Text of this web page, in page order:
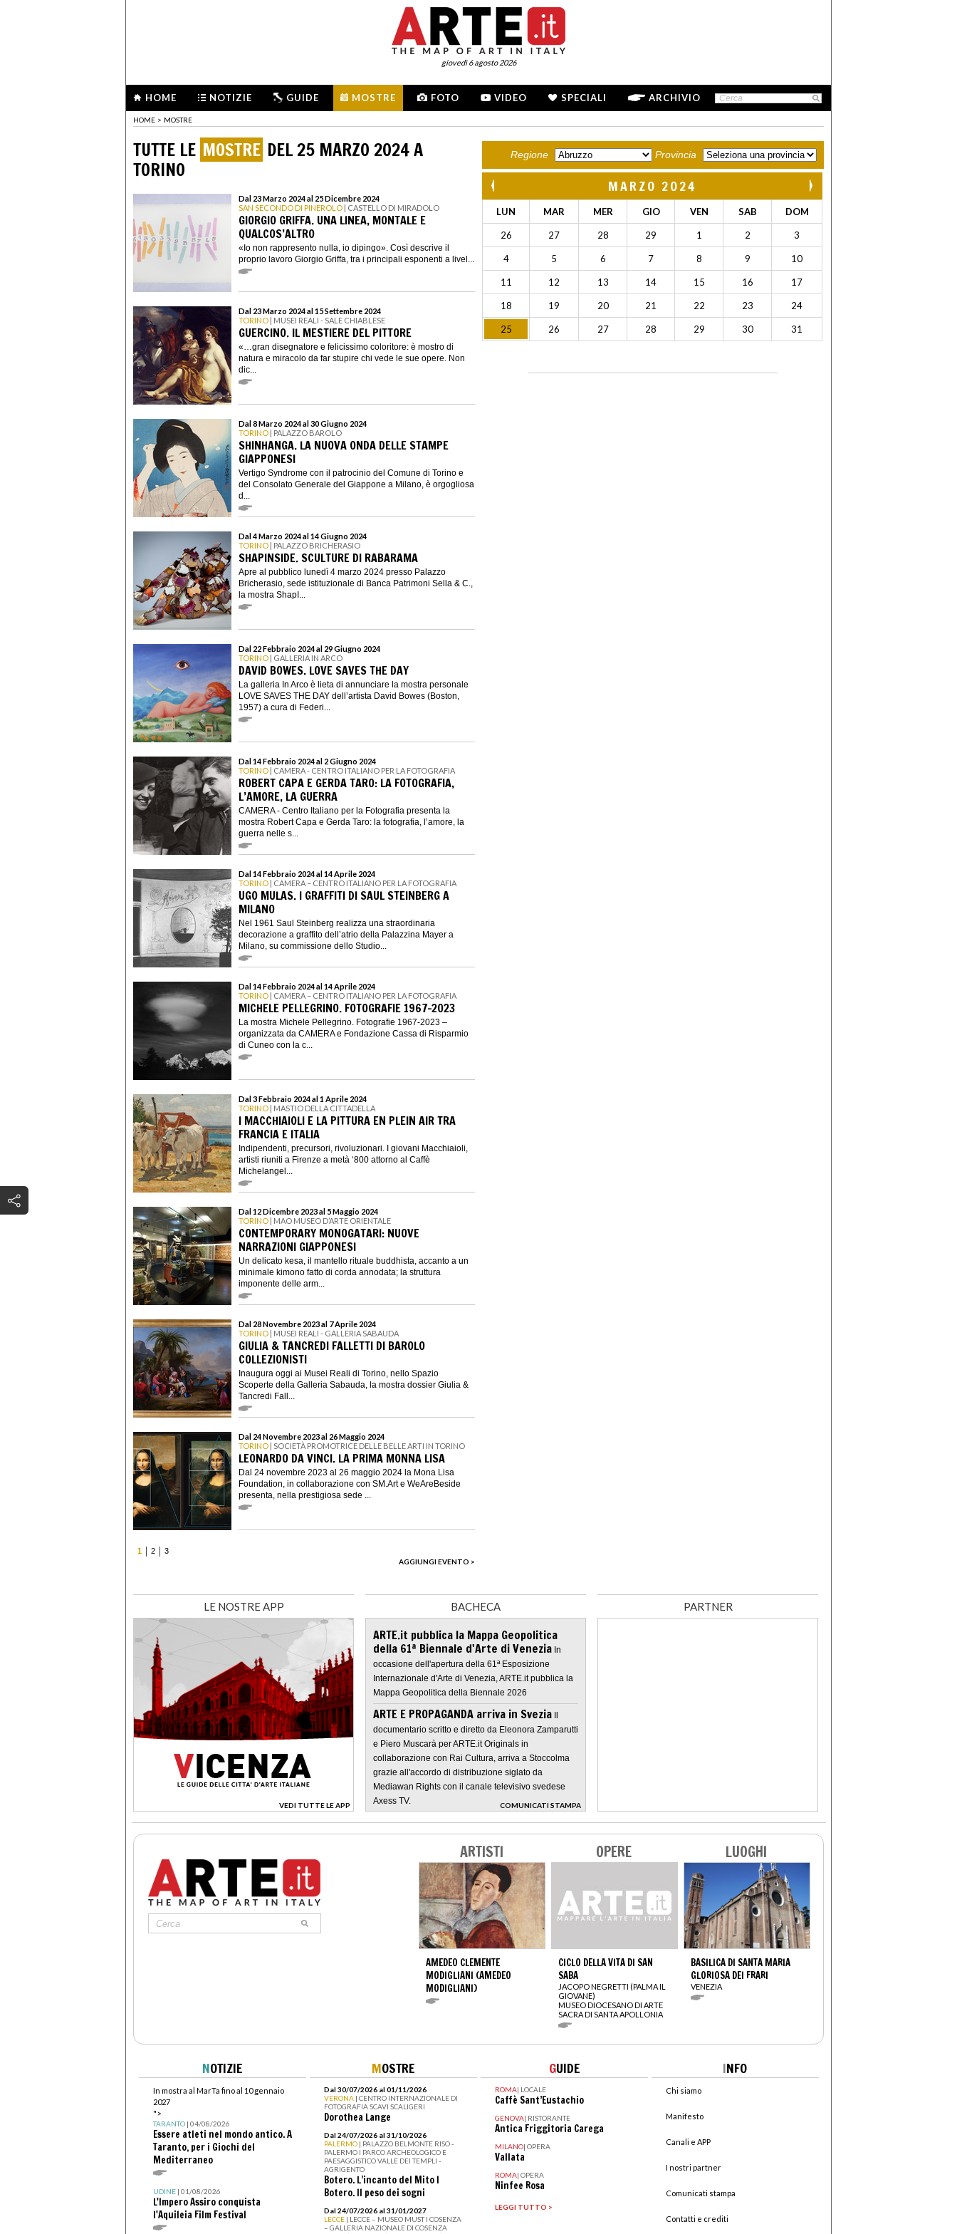
giovedì 6 agosto 2026
HOME NOTIZIE GUIDE MOSTRE FOTO VIDEO SPECIALI ARCHIVIO
HOME > MOSTRE
TUTTE LE MOSTRE DEL 25 MARZO 2024 A
TORINO
Dal 23 Marzo 2024 al 25 Dicembre 2024
SAN SECONDO DI PINEROLO | CASTELLO DI MIRADOLO
GIORGIO GRIFFA. UNA LINEA, MONTALE E
QUALCOS’ALTRO
«Io non rappresento nulla, io dipingo». Così descrive il
proprio lavoro Giorgio Griffa, tra i principali esponenti a livel...
Dal 23 Marzo 2024 al 15 Settembre 2024
TORINO | MUSEI REALI - SALE CHIABLESE
GUERCINO. IL MESTIERE DEL PITTORE
«…gran disegnatore e felicissimo coloritore: è mostro di
natura e miracolo da far stupire chi vede le sue opere. Non
dic...
Dal 8 Marzo 2024 al 30 Giugno 2024
TORINO | PALAZZO BAROLO
SHINHANGA. LA NUOVA ONDA DELLE STAMPE
GIAPPONESI
Vertigo Syndrome con il patrocinio del Comune di Torino e
del Consolato Generale del Giappone a Milano, è orgogliosa
d...
Dal 4 Marzo 2024 al 14 Giugno 2024
TORINO | PALAZZO BRICHERASIO
SHAPINSIDE. SCULTURE DI RABARAMA
Apre al pubblico lunedì 4 marzo 2024 presso Palazzo
Bricherasio, sede istituzionale di Banca Patrimoni Sella & C.,
la mostra ShapI...
Dal 22 Febbraio 2024 al 29 Giugno 2024
TORINO | GALLERIA IN ARCO
DAVID BOWES. LOVE SAVES THE DAY
La galleria In Arco è lieta di annunciare la mostra personale
LOVE SAVES THE DAY dell’artista David Bowes (Boston,
1957) a cura di Federi...
Dal 14 Febbraio 2024 al 2 Giugno 2024
TORINO | CAMERA - CENTRO ITALIANO PER LA FOTOGRAFIA
ROBERT CAPA E GERDA TARO: LA FOTOGRAFIA,
L’AMORE, LA GUERRA
CAMERA - Centro Italiano per la Fotografia presenta la
mostra Robert Capa e Gerda Taro: la fotografia, l’amore, la
guerra nelle s...
Dal 14 Febbraio 2024 al 14 Aprile 2024
TORINO | CAMERA – CENTRO ITALIANO PER LA FOTOGRAFIA
UGO MULAS. I GRAFFITI DI SAUL STEINBERG A
MILANO
Nel 1961 Saul Steinberg realizza una straordinaria
decorazione a graffito dell’atrio della Palazzina Mayer a
Milano, su commissione dello Studio...
Dal 14 Febbraio 2024 al 14 Aprile 2024
TORINO | CAMERA – CENTRO ITALIANO PER LA FOTOGRAFIA
MICHELE PELLEGRINO. FOTOGRAFIE 1967-2023
La mostra Michele Pellegrino. Fotografie 1967-2023 –
organizzata da CAMERA e Fondazione Cassa di Risparmio
di Cuneo con la c...
Dal 3 Febbraio 2024 al 1 Aprile 2024
TORINO | MASTIO DELLA CITTADELLA
I MACCHIAIOLI E LA PITTURA EN PLEIN AIR TRA
FRANCIA E ITALIA
Indipendenti, precursori, rivoluzionari. I giovani Macchiaioli,
artisti riuniti a Firenze a metà ‘800 attorno al Caffè
Michelangel...
Dal 12 Dicembre 2023 al 5 Maggio 2024
TORINO | MAO MUSEO D’ARTE ORIENTALE
CONTEMPORARY MONOGATARI: NUOVE
NARRAZIONI GIAPPONESI
Un delicato kesa, il mantello rituale buddhista, accanto a un
minimale kimono fatto di corda annodata; la struttura
imponente delle arm...
Dal 28 Novembre 2023 al 7 Aprile 2024
TORINO | MUSEI REALI - GALLERIA SABAUDA
GIULIA & TANCREDI FALLETTI DI BAROLO
COLLEZIONISTI
Inaugura oggi ai Musei Reali di Torino, nello Spazio
Scoperte della Galleria Sabauda, la mostra dossier Giulia &
Tancredi Fall...
Dal 24 Novembre 2023 al 26 Maggio 2024
TORINO | SOCIETÀ PROMOTRICE DELLE BELLE ARTI IN TORINO
LEONARDO DA VINCI. LA PRIMA MONNA LISA
Dal 24 novembre 2023 al 26 maggio 2024 la Mona Lisa
Foundation, in collaborazione con SM.Art e WeAreBeside
presenta, nella prestigiosa sede ...
1 2
3
AGGIUNGI EVENTO >
Regione Provincia
MARZO 2024
LUN MAR MER GIO VEN SAB DOM
26 27 28 29 1 2 3
4 5 6 7 8 9 10
11 12 13 14 15 16 17
18 19 20 21 22 23 24
25 26 27 28 29 30 31
LE NOSTRE APP
VEDI TUTTE LE APP
>
BACHECA
ARTE.it pubblica la Mappa Geopolitica
della 61ª Biennale d'Arte di Venezia In
occasione dell'apertura della 61ª Esposizione
Internazionale d'Arte di Venezia, ARTE.it pubblica la
Mappa Geopolitica della Biennale 2026
ARTE E PROPAGANDA arriva in Svezia
documentario scritto e diretto da Eleonora Zamparutti
e Piero Muscarà per ARTE.it Originals in
collaborazione con Rai Cultura, arriva a Stoccolma
grazie all'accordo di distribuzione siglato da
Mediawan Rights con il canale televisivo svedese
Axess TV.
COMUNICATI STAMPA
>
PARTNER
ARTISTI
AMEDEO CLEMENTE
MODIGLIANI (AMEDEO
MODIGLIANI)
OPERE
CICLO DELLA VITA DI SAN
SABA
JACOPO NEGRETTI (PALMA IL
GIOVANE)
MUSEO DIOCESANO DI ARTE
SACRA DI SANTA APOLLONIA
LUOGHI
BASILICA DI SANTA MARIA
GLORIOSA DEI FRARI
VENEZIA
NOTIZIE
In mostra al MarTa fino al 10 gennaio
2027
">
TARANTO| 04/08/2026
Essere atleti nel mondo antico. A
Taranto, per i Giochi del
Mediterraneo
UDINE| 01/08/2026
L'Impero Assiro conquista
l'Aquileia Film Festival
MOSTRE
Dal 30/07/2026 al 01/11/2026
VERONA | CENTRO INTERNAZIONALE DI
FOTOGRAFIA SCAVI SCALIGERI
Dorothea Lange
Dal 24/07/2026 al 31/10/2026
PALERMO | PALAZZO BELMONTE RISO -
PALERMO I PARCO ARCHEOLOGICO E
PAESAGGISTICO VALLE DEI TEMPLI -
AGRIGENTO
Botero. L’incanto del Mito I
Botero. Il peso dei sogni
Dal 24/07/2026 al 31/01/2027
LECCE | LECCE – MUSEO MUST I COSENZA
– GALLERIA NAZIONALE DI COSENZA
GUIDE
ROMA| LOCALE
Caffè Sant’Eustachio
GENOVA| RISTORANTE
Antica Friggitoria Carega
MILANO| OPERA
Vallata
ROMA| OPERA
Ninfee Rosa
LEGGI TUTTO >
INFO
Chi siamo
Manifesto
Canali e APP
I nostri partner
Comunicati stampa
Contatti e crediti